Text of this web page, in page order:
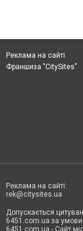
Реклама на сайті
Франшиза "CitySites"
Реклама на сайті:
rek@citysites.ua
Допускається
6451.com.ua за умови
6451.com.ua - Сайт